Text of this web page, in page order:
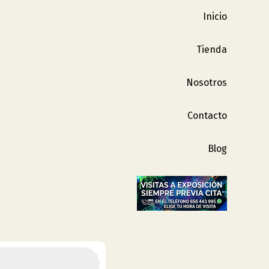
Inicio
Tienda
Nosotros
Contacto
Blog